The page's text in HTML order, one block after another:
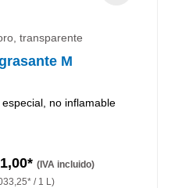
transparente
M
no inflamable
(IVA incluido)
/ 1 L)